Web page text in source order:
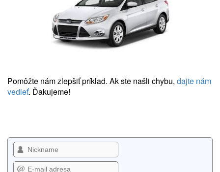
Pomôžte nám zlepšiť príklad. Ak ste našli chybu, dajte nám
vedieť. Ďakujeme!